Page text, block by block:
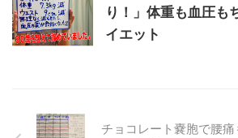
り！」体重も血圧も
イエット
チョコレート嚢胞で腰